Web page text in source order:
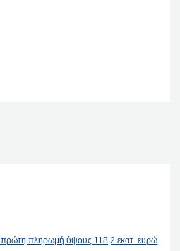
πρώτη πληρωμή ύψους 118,2 εκατ. ευρώ